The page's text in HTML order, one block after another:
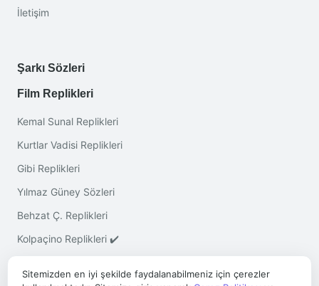
İletişim
Şarkı Sözleri
Film Replikleri
Kemal Sunal Replikleri
Kurtlar Vadisi Replikleri
Gibi Replikleri
Yılmaz Güney Sözleri
Behzat Ç. Replikleri
Kolpaçino Replikleri ✔️
Sitemizden en iyi şekilde faydalanabilmeniz için çerezler